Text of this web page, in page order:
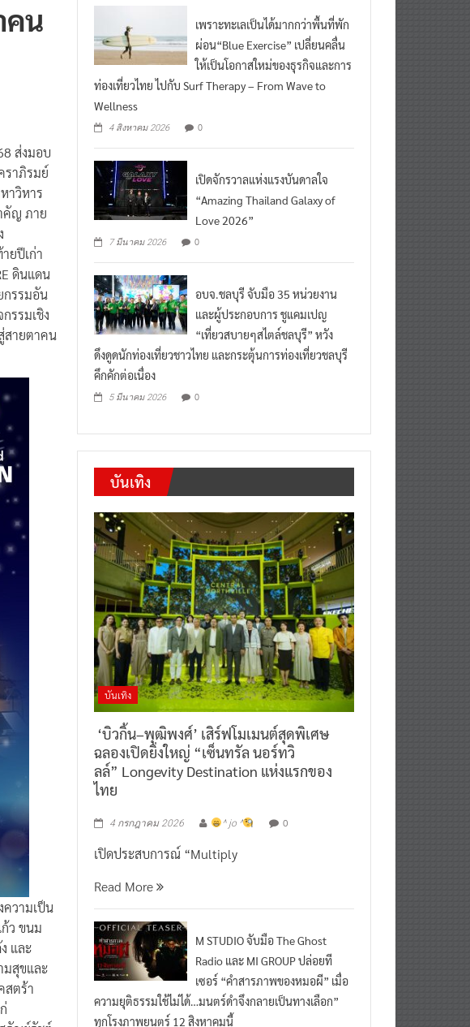
คน
ส่งมอบ
ราภิรมย์
าวิหาร
คัญ ภาย
ยปีเก่า
ดินแดน
กรรมอัน
รรมเชิง
สายตาคน
วามเป็น
ว ขนม
และ
มสุขและ
สตร้า
เพราะทะเลเป็นได้มากกว่าพื้นที่พัก
ผ่อน“Blue Exercise” เปลี่ยนคลื่น
ให้เป็นโอกาสใหม่ของธุรกิจและการ
ท่องเที่ยวไทย ไปกับ Surf Therapy – From Wave to
Wellness
4 สิงหาคม 2026 0
เปิดจักรวาลแห่งแรงบันดาลใจ
“Amazing Thailand Galaxy of
Love 2026”
7 มีนาคม 2026 0
อบจ.ชลบุรี จับมือ 35 หน่วยงาน
และผู้ประกอบการ ชูแคมเปญ
“เที่ยวสบายๆสไตล์ชลบุรี” หวัง
ดึงดูดนักท่องเที่ยวชาวไทย และกระตุ้นการท่องเที่ยวชลบุรี
คึกคักต่อเนื่อง
5 มีนาคม 2026 0
บันเทิง
บันเทิง
‘บิวกิ้น–พุฒิพงศ์’ เสิร์ฟโมเมนต์สุดพิเศษ
ฉลองเปิดยิ่งใหญ่ “เซ็นทรัล นอร์ทวิ
ลล์” Longevity Destination แห่งแรกของ
ไทย
4 กรกฎาคม 2026 ^ jo ^ 0
เปิดประสบการณ์ “Multiply
Read More
M STUDIO จับมือ The Ghost
Radio และ MI GROUP ปล่อยที
เซอร์ “คำสารภาพของหมอผี” เมื่อ
ความยุติธรรมใช้ไม่ได้…มนตร์ดำจึงกลายเป็นทางเลือก”
ทุกโรงภาพยนตร์ 12 สิงหาคมนี้